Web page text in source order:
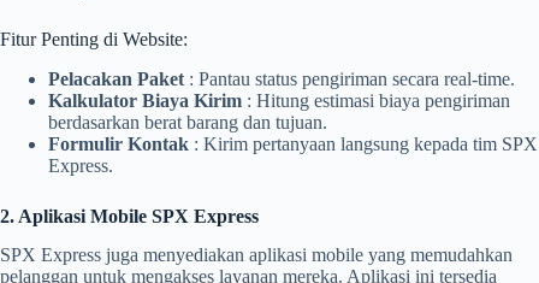
Fitur Penting di Website:
Pelacakan Paket : Pantau status pengiriman secara real-time.
Kalkulator Biaya Kirim : Hitung estimasi biaya pengiriman
berdasarkan berat barang dan tujuan.
Formulir Kontak : Kirim pertanyaan langsung kepada tim SPX
Express.
2. Aplikasi Mobile SPX Express
SPX Express juga menyediakan aplikasi mobile yang memudahkan
pelanggan untuk mengakses layanan mereka. Aplikasi ini tersedia